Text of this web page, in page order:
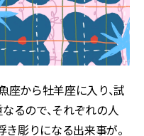
座から牡羊座に入り、試
るので、それぞれの人
彫りになる出来事が。